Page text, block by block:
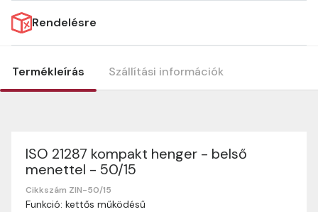
Rendelésre
Termékleírás Szállítási információk
ISO 21287 kompakt henger - belső
menettel - 50/15
Cikkszám ZIN-50/15
Funkció: kettős működésű
Szállítási információk
Nagyon köszönjük, hogy webshopunkat választottátok
vásárlásaitokhoz. Az alábbiakban megtaláljátok szállítási
információinkat, hogy a vásárlásotok gördülékenyen és